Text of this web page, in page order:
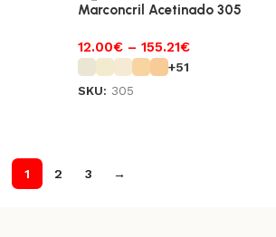
Marconcril Acetinado 305
12.00€ – 155.21€
+51
SKU: 305
1 2 3 →